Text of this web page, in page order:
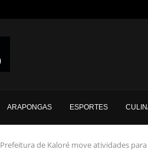
ARAPONGAS ESPORTES
Prefeitura de Kaloré move atividades